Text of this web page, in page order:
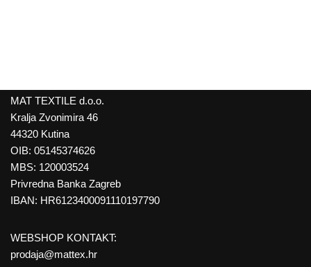
MAT TEXTILE d.o.o.
Kralja Zvonimira 46
44320 Kutina
OIB: 05145374626
MBS: 120003524
Privredna Banka Zagreb
IBAN: HR6123400091110197790
WEBSHOP KONTAKT:
prodaja@mattex.hr